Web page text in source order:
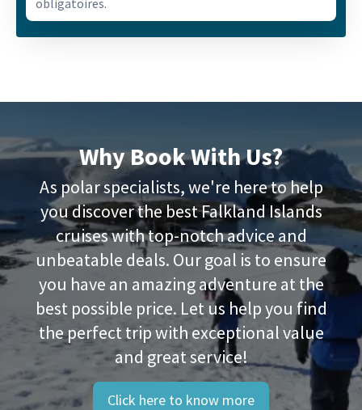
obligatoires.
Why Book With Us?
As polar specialists, we're here to help
you discover the best Falkland Islands
cruises with top-notch advice and
unbeatable deals. Our goal is to ensure
you have an amazing adventure at the
best possible price. Let us help you find
the perfect trip with exceptional value
and great service!
Click here to know more